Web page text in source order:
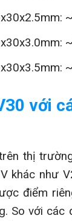
với
thị
khác như
điểm
So với các